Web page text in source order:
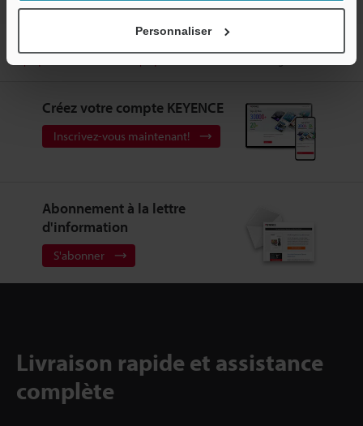
Personnaliser
Créez votre compte KEYENCE
Inscrivez-vous maintenant!
Abonnement à la lettre
d'information
S'abonner
Livraison rapide et assistance
complète